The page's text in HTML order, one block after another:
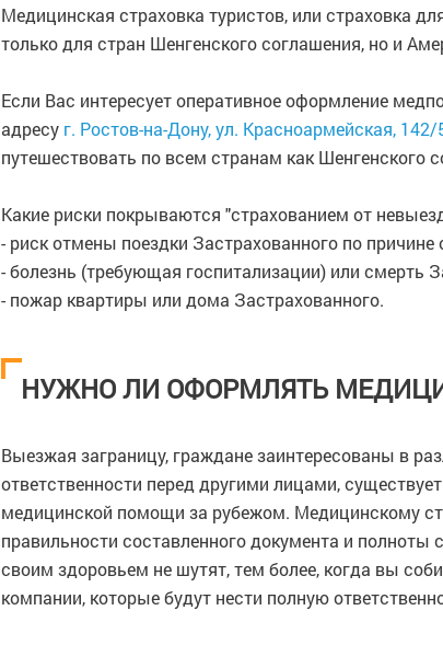
Медицинская страховка туристов, или страховка
только для стран Шенгенского соглашения, но и
Если Вас интересует оперативное оформление
адресу г. Ростов-на-Дону, ул. Красноармейская,
путешествовать по всем странам как Шенгенского
Какие риски покрываются "страхованием от
- риск отмены поездки Застрахованного по
- болезнь (требующая госпитализации) или смерть
- пожар квартиры или дома Застрахованного.
НУЖНО ЛИ ОФОРМЛЯТЬ
Выезжая заграницу, граждане заинтересованы в
ответственности перед другими лицами,
медицинской помощи за рубежом. Медицинскому
правильности составленного документа и полноты
своим здоровьем не шутят, тем более, когда вы
компании, которые будут нести полную